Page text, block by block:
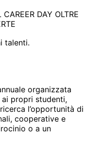
DAY OLTRE
talenti.
organizzata
ai propri studenti,
l’opportunità di
cooperative e
o a un